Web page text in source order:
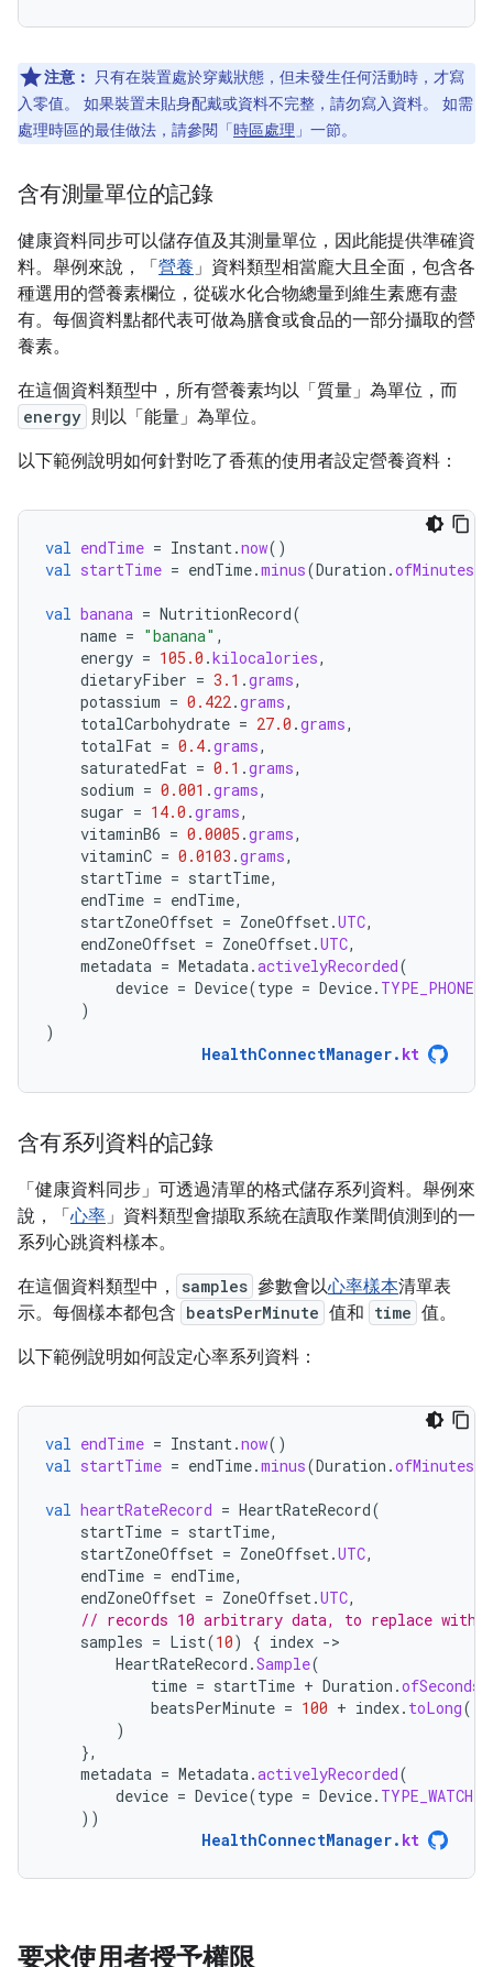
注意： 只有在裝置處於穿戴狀態，但未發生任何活動時，才寫
入零值。 如果裝置未貼身配戴或資料不完整，請勿寫入資料。 如需
處理時區的最佳做法，請參閱「時區處理 」一節。
含有測量單位的記錄
健康資料同步可以儲存值及其測量單位，因此能提供準確資
料。舉例來說，「 營養」資料類型相當龐大且全面，包含各
種選用的營養素欄位，從碳水化合物總量到維生素應有盡
有。每個資料點都代表可做為膳食或食品的一部分攝取的營
養素。
在這個資料類型中，所有營養素均以「質量」 為單位，而
energy 則以「能量」 為單位。
以下範例說明如何針對吃了香蕉的使用者設定營養資料：
val endTime = Instant.now()
val startTime = endTime.minus(Duration .ofMinutes
val banana = NutritionRecord(
name = "banana" ,
energy = 105.0 .kilocalories,
dietaryFiber = 3.1 .grams,
potassium = 0.422.grams,
totalCarbohydrate = 27.0 .grams,
totalFat = 0.4.grams,
saturatedFat = 0.1 .grams,
sodium = 0.001 .grams,
sugar = 14.0 .grams,
vitaminB6 = 0.0005 .grams,
vitaminC = 0.0103 .grams,
startTime = startTime,
endTime = endTime,
startZoneOffset = ZoneOffset.UTC,
endZoneOffset = ZoneOffset.UTC,
metadata = Metadata.activelyRecorded(
device = Device(type = Device. TYPE_PHONE
)
)
HealthConnectManager. kt
含有系列資料的記錄
「健康資料同步」可透過清單的格式儲存系列資料。舉例來
說，「 心率」資料類型會擷取系統在讀取作業間偵測到的一
系列心跳資料樣本。
在這個資料類型中，
samples 參數會以心率樣本清單表
示。每個樣本都包含 beatsPerMinute 值和 time 值。
以下範例說明如何設定心率系列資料：
val endTime = Instant.now()
val startTime = endTime.minus(Duration .ofMinutes
val heartRateRecord = HeartRateRecord(
startTime = startTime,
startZoneOffset = ZoneOffset.UTC,
endTime = endTime,
endZoneOffset = ZoneOffset.UTC,
// records 10 arbitrary data, to replace with
samples = List(10) { index -
HeartRateRecord .Sample(
time = startTime + Duration .ofSeconds
beatsPerMinute = 100 + index. toLong(),
)
},
metadata = Metadata.activelyRecorded(
device = Device(type = Device. TYPE_WATCH
))
HealthConnectManager. kt
要求使用者授予權限